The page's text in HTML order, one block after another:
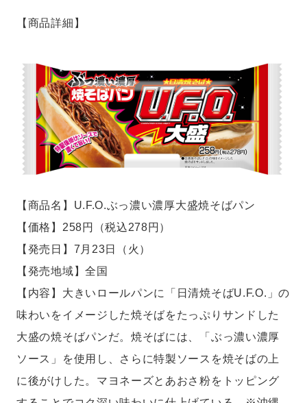
【商品詳細】
【商品名】U.F.O.ぶっ濃い濃厚大盛焼そばパン
【価格】258円（税込278円）
【発売日】7月23日（火）
【発売地域】全国
【内容】大きいロールパンに「日清焼そばU.F.O.」の
味わいをイメージした焼そばをたっぷりサンドした
大盛の焼そばパンだ。焼そばには、「ぶっ濃い濃厚
ソース」を使用し、さらに特製ソースを焼そばの上
に後がけした。マヨネーズとあおさ粉をトッピング